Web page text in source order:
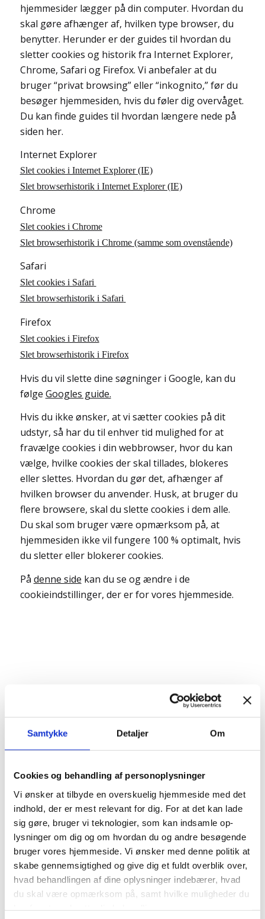
Samtykke Detaljer Om
Cookies og behandling af personoplysninger
Vi ønsker at tilbyde en overskuelig hjemmeside med det
indhold, der er mest relevant for dig. For at det kan lade
sig gøre, bruger vi teknologier, som kan indsamle op-
lysninger om dig og om hvordan du og andre besøgende
bruger vores hjemmeside. Vi ønsker med denne politik at
skabe gennemsigtighed og give dig et fuldt overblik over,
hvad behandlingen af dine oplysninger indebærer, hvad
du skal være opmærksom på, samt hvilke muligheder du
hjemmesider lægger på din computer. Hvordan du
skal gøre afhænger af, hvilken type browser, du
benytter. Herunder er der guides til hvordan du
sletter cookies og historik fra Internet Explorer,
Chrome, Safari og Firefox. Vi anbefaler at du
bruger “privat browsing” eller “inkognito,” før du
besøger hjemmesiden, hvis du føler dig overvåget.
Du kan finde guides til hvordan længere nede på
siden her.
Internet Explorer
Slet cookies i Internet Explorer (IE)
Slet browserhistorik i Internet Explorer (IE)
Chrome
Slet cookies i Chrome
Slet browserhistorik i Chrome (samme som ovenstående)
Safari
Slet cookies i Safari
Slet browserhistorik i Safari
Firefox
Slet cookies i Firefox
Slet browserhistorik i Firefox
Hvis du vil slette dine søgninger i Google, kan du
følge Googles guide.
Hvis du ikke ønsker, at vi sætter cookies på dit
udstyr, så har du til enhver tid mulighed for at
fravælge cookies i din webbrowser, hvor du kan
vælge, hvilke cookies der skal tillades, blokeres
eller slettes. Hvordan du gør det, afhænger af
hvilken browser du anvender. Husk, at bruger du
flere browsere, skal du slette cookies i dem alle.
Du skal som bruger være opmærksom på, at
hjemmesiden ikke vil fungere 100 % optimalt, hvis
du sletter eller blokerer cookies.
På denne side kan du se og ændre i de
cookieindstillinger, der er for vores hjemmeside.
Hvis du bruger privat browsing (inkognito-
derfor er der ingen, der kan se, hvilke sider du har
Typisk kan man højreklikke på browserikonet og
vælge “inkognito” eller “privat,” men det afhænger
af, hvilken browser du bruger.
Fra mobilen kan du typisk vælge at åbne et nyt
inkognito eller privat faneblad, ligesom du ellers
åbner et nyt faneblad. Her følger en guide til at
bruge ”inkognito-tilstand” på forskellige